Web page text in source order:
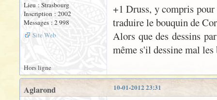
Lieu : Strasbourg
Inscription : 2002
Messages : 2 998
Site Web
+1 Druss, y compris
traduire le bouquin de
Alors que des dessins
même s'il dessine mal
Hors ligne
10-01-2012 23:31
Aglarond